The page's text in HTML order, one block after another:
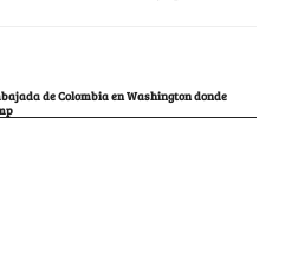
de Colombia en Washington donde